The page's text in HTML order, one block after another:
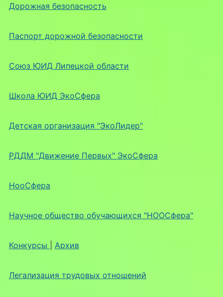
Дорожная безопасность
Паспорт дорожной безопасности
Союз ЮИД Липецкой области
Школа ЮИД ЭкоСфера
Детская организация "ЭкоЛидер"
РДДМ "Движение Первых" ЭкоСфера
НооСфера
Научное общество обучающихся "НООСфера"
Конкурсы Архив
Легализация трудовых отношений